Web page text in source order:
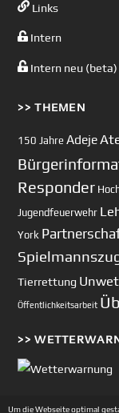
Links
Intern
Intern neu (beta)
>> THEMEN
150 Jahre Adeje
Responder
Jugendfeuerwehr
York
Tierrettung
Öffentlichkeitsarbeit
>>
Um die Webseite optimal